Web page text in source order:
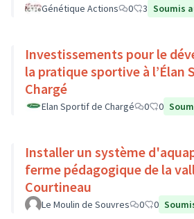
faisons du sport :)
Génétique Actions 0 3 Soumis
Investissements pour le
la pratique sportive à l’Élan
Chargé
Elan Sportif de Chargé 0 0
Installer un système
ferme pédagogique de la
Courtineau
Le Moulin de Souvres 0 0